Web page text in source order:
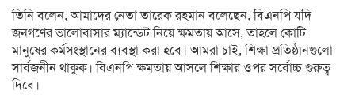
তিনি বলেন, আমাদের নেতা তারেক রহমান বলেছেন, বিএনপি যদি
জনগণের ভালোবাসার ম্যান্ডেট নিয়ে ক্ষমতায় আসে, তাহলে কোটি
মানুষের কর্মসংস্থানের ব্যবস্থা করা হবে। আমরা চাই, শিক্ষা প্রতিষ্ঠানগুলো
সার্বজনীন থাকুক। বিএনপি ক্ষমতায় আসলে শিক্ষার ওপর সর্বোচ্চ গুরুত্ব
দিবে।